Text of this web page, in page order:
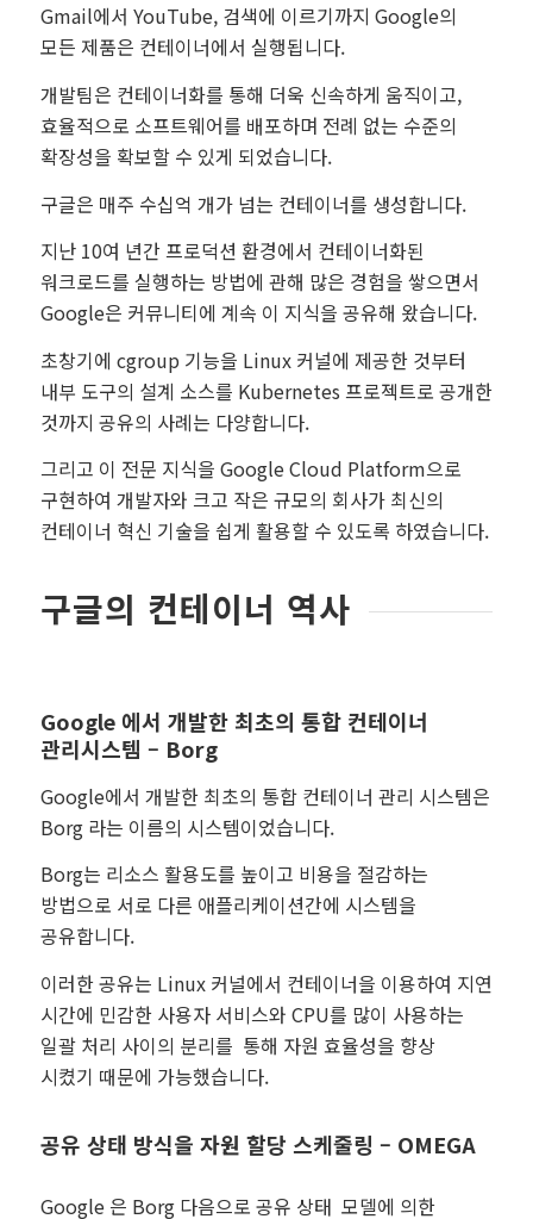
Gmail에서 YouTube, 검색에 이르기까지 Google의
모든 제품은 컨테이너에서 실행됩니다.
개발팀은 컨테이너화를 통해 더욱 신속하게 움직이고,
효율적으로 소프트웨어를 배포하며 전례 없는 수준의
확장성을 확보할 수 있게 되었습니다.
구글은 매주 수십억 개가 넘는 컨테이너를 생성합니다.
지난 10여 년간 프로덕션 환경에서 컨테이너화된
워크로드를 실행하는 방법에 관해 많은 경험을 쌓으면서
Google은 커뮤니티에 계속 이 지식을 공유해 왔습니다.
초창기에 cgroup 기능을 Linux 커널에 제공한 것부터
내부 도구의 설계 소스를 Kubernetes 프로젝트로 공개한
것까지 공유의 사례는 다양합니다.
그리고 이 전문 지식을 Google Cloud Platform으로
구현하여 개발자와 크고 작은 규모의 회사가 최신의
컨테이너 혁신 기술을 쉽게 활용할 수 있도록 하였습니다.
구글의 컨테이너 역사
Google 에서 개발한 최초의 통합 컨테이너
관리시스템 – Borg
Google에서 개발한 최초의 통합 컨테이너 관리 시스템은
Borg 라는 이름의 시스템이었습니다.
Borg는 리소스 활용도를 높이고 비용을 절감하는
방법으로 서로 다른 애플리케이션간에 시스템을
공유합니다.
이러한 공유는 Linux 커널에서 컨테이너을 이용하여 지연
시간에 민감한 사용자 서비스와 CPU를 많이 사용하는
일괄 처리 사이의 분리를 통해 자원 효율성을 향상
시켰기 때문에 가능했습니다.
공유 상태 방식을 자원 할당 스케줄링 – OMEGA
Google 은 Borg 다음으로 공유 상태 모델에 의한